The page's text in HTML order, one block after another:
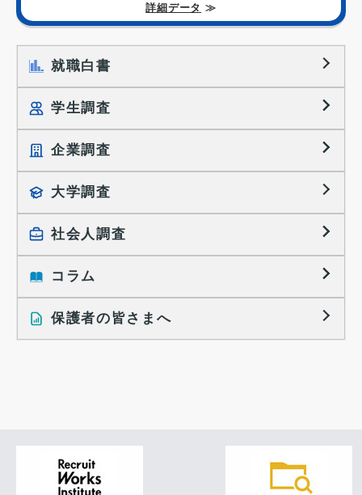
詳細データ ≫
就職白書
学生調査
就職プロセス調査
就職活動TOPICS
大学生の実態調査
働きたい組織の特徴
大学生の地域間移動レポート
就職活動に関するレポート
企業調査
採用に関する調査
採用活動に関するレポート
大学調査
社会人調査
就職活動と入社後の就業
就業レディネス研究
コラム
インタビュー記事
保護者の皆さまへ